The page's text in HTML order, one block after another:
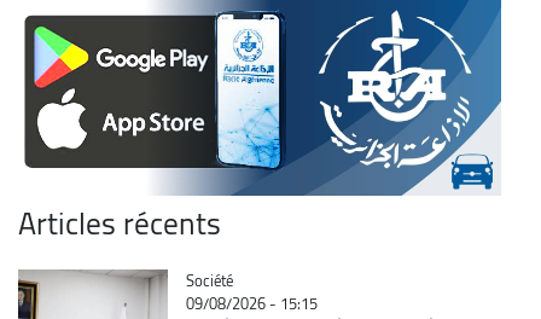
Articles récents
Catégorie
Société
09/08/2026 - 15:15